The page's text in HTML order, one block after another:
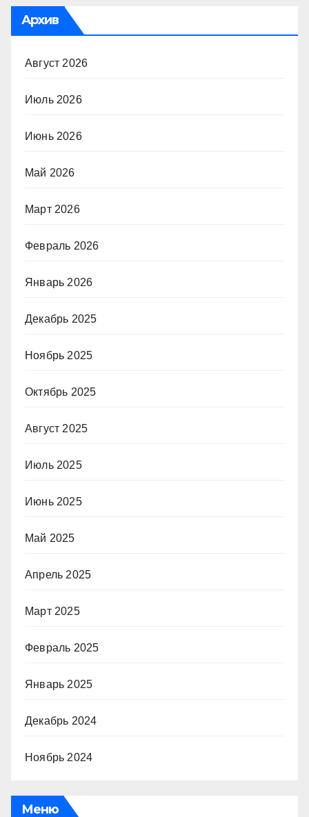
Архив
Август 2026
Июль 2026
Июнь 2026
Май 2026
Март 2026
Февраль 2026
Январь 2026
Декабрь 2025
Ноябрь 2025
Октябрь 2025
Август 2025
Июль 2025
Июнь 2025
Май 2025
Апрель 2025
Март 2025
Февраль 2025
Январь 2025
Декабрь 2024
Ноябрь 2024
Меню